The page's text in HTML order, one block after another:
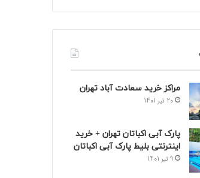
مراکز خرید سعادت‌ آباد تهران
20 تیر 1401
پارک آبی اکباتان تهران + خرید
اینترنتی بلیط پارک آبی اکباتان
9 تیر 1401